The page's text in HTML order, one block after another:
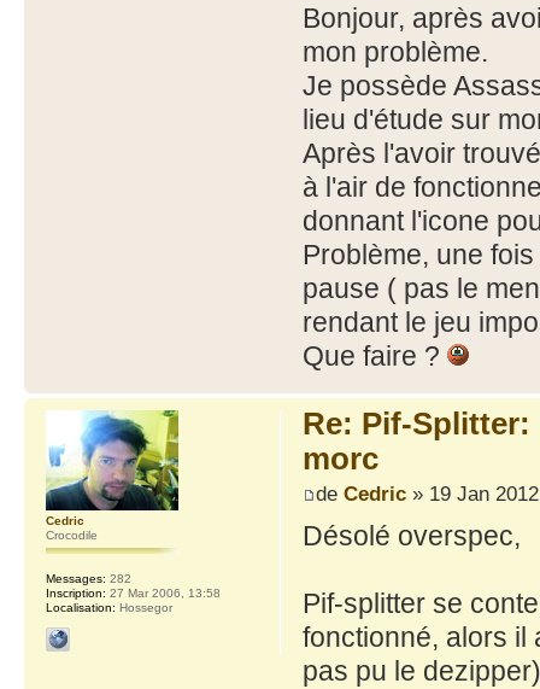
Bonjour, après
mon problème.
Je possède
lieu d'étude sur
Après l'avoir
à l'air de
donnant l'icone
Problème, une
pause ( pas le
rendant le jeu
Que faire ?
Re: Pif-
morc
de Cedric» 19 Jan
Désolé overspec,
Pif-splitter se
fonctionné, alors il
pas pu le
Cedric
Crocodile
Messages: 282
Inscription: 27 Mar 2006, 13:58
Localisation: Hossegor